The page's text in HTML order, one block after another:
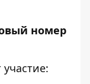
номер